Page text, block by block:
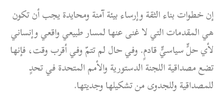
إن خطوات بناء الثقة وإرساء بيئة آمنة ومحايدة يجب أن تكون
هي المقدمات التي لا غنى عنها لمسار طبيعي واقعي وإنساني
لأي حلٍّ سياسيٍّ قادمٍ. وفي حال لم تتمّ وفي أقرب وقت، فإنها
تضع مصداقية اللجنة الدستورية والأمم المتحدة في تحدٍ
للمصداقية وللجدوى من تشكيلها وجديتها.